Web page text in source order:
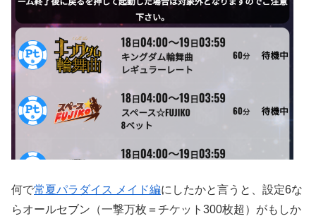
何で常夏パラダイス メイド編にしたかと言うと、設定6な
らオールセブン（一撃万枚＝チケット300枚超）がもしか